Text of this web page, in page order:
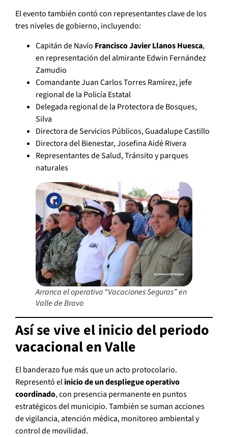
El evento también contó con representantes clave de los
tres niveles de gobierno, incluyendo:
Capitán de Navío Francisco Javier Llanos Huesca,
en representación del almirante Edwin Fernández
Zamudio
Comandante Juan Carlos Torres Ramírez, jefe
regional de la Policía Estatal
Delegada regional de la Protectora de Bosques,
Silva
Directora de Servicios Públicos, Guadalupe Castillo
Directora del Bienestar, Josefina Aidé Rivera
Representantes de Salud, Tránsito y parques
naturales
Arranca el operativo “Vacaciones Seguras” en
Valle de Bravo
Así se vive el inicio del periodo
vacacional en Valle
El banderazo fue más que un acto protocolario.
Representó elinicio de un despliegue operativo
coordinado, con presencia permanente en puntos
estratégicos del municipio. También se suman acciones
de vigilancia, atención médica, monitoreo ambiental y
control de movilidad.